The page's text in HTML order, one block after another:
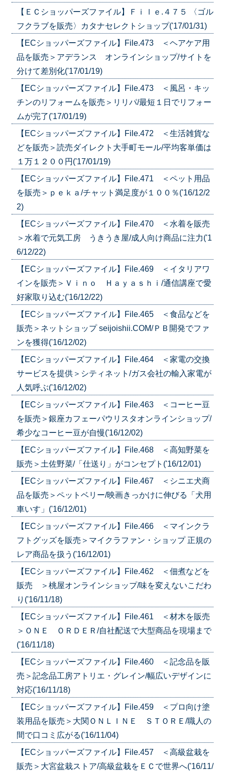
【ＥＣショッパーズファイル】Ｆｉｌｅ.４７５ 〈ゴル
フクラブを販売〉カタナセレクトショップ('17/01/31)
【ECショッパーズファイル】File.473 ＜ヘアケア用
品を販売＞アデランス オンラインショップ/サイトを
分けて差別化('17/01/19)
【ECショッパーズファイル】File.473 ＜風呂・キッ
チンのリフォームを販売＞リリパ/最短１日でリフォー
ムが完了('17/01/19)
【ECショッパーズファイル】File.472 ＜生活雑貨な
どを販売＞読売ダイレクト大手町モール/平均客単価は
１万１２００円('17/01/19)
【ECショッパーズファイル】File.471 ＜ペット用品
を販売＞ｐｅｋａ/チャット満足度が１００％('16/12/2
2)
【ECショッパーズファイル】File.470 ＜水着を販売
＞水着で元気工房 うきうき屋/成人向け商品に注力('1
6/12/22)
【ECショッパーズファイル】File.469 ＜イタリアワ
インを販売＞Ｖｉｎｏ Ｈａｙａｓｈｉ/通信講座で愛
好家取り込む('16/12/22)
【ECショッパーズファイル】File.465 ＜食品などを
販売＞ネットショップ seijoishii.COM/ＰＢ開発でファ
ンを獲得('16/12/02)
【ECショッパーズファイル】File.464 ＜家電の交換
サービスを提供＞シティネット/ガス会社の輸入家電が
人気呼ぶ('16/12/02)
【ECショッパーズファイル】File.463 ＜コーヒー豆
を販売＞銀座カフェーパウリスタオンラインショップ/
希少なコーヒー豆が自慢('16/12/02)
【ECショッパーズファイル】File.468 ＜高知野菜を
販売＞土佐野菜/「仕送り」がコンセプト('16/12/01)
【ECショッパーズファイル】File.467 ＜シニエ犬商
品を販売＞ペットベリー/映画きっかけに伸びる「犬用
車いす」('16/12/01)
【ECショッパーズファイル】File.466 ＜マインクラ
フトグッズを販売＞マイクラファン・ショップ 正規の
レア商品を扱う('16/12/01)
【ECショッパーズファイル】File.462 ＜佃煮などを
販売 ＞桃屋オンラインショップ/味を変えないこだわ
り('16/11/18)
【ECショッパーズファイル】File.461 ＜材木を販売
＞ＯＮＥ ＯＲＤＥＲ/自社配送で大型商品を現場まで
('16/11/18)
【ECショッパーズファイル】File.460 ＜記念品を販
売＞記念品工房アトリエ・グレイン/幅広いデザインに
対応('16/11/18)
【ECショッパーズファイル】File.459 ＜プロ向け塗
装用品を販売＞大関ＯＮＬＩＮＥ ＳＴＯＲＥ/職人の
間で口コミ広がる('16/11/04)
【ECショッパーズファイル】File.457 ＜高級盆栽を
販売＞大宮盆栽ストア/高級盆栽をＥＣで世界へ('16/11/